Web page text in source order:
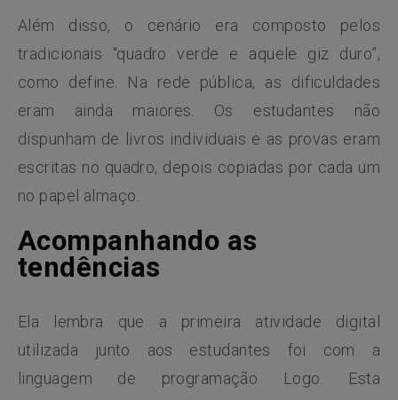
Além disso, o cenário era composto pelos
tradicionais “quadro verde e aquele giz duro”,
como define. Na rede pública, as dificuldades
eram ainda maiores. Os estudantes não
dispunham de livros individuais e as provas eram
escritas no quadro, depois copiadas por cada um
no papel almaço.
Acompanhando as
tendências
Ela lembra que a primeira atividade digital
utilizada junto aos estudantes foi com a
linguagem de programação Logo. Esta